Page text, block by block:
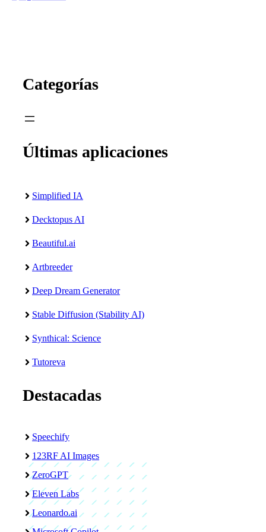
Categorías
Últimas aplicaciones
Simplified IA
Decktopus AI
Beautiful.ai
Artbreeder
Deep Dream Generator
Stable Diffusion (Stability AI)
Synthical: Science
Tutoreva
Destacadas
Speechify
123RF AI Images
ZeroGPT
Eleven Labs
Leonardo.ai